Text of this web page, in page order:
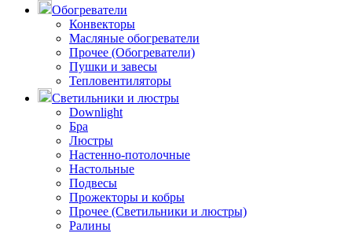
Обогреватели
Конвекторы
Масляные обогреватели
Прочее (Обогреватели)
Пушки и завесы
Тепловентиляторы
Светильники и люстры
Downlight
Бра
Люстры
Настенно-потолочные
Настольные
Подвесы
Прожекторы и кобры
Прочее (Светильники и люстры)
Ралины